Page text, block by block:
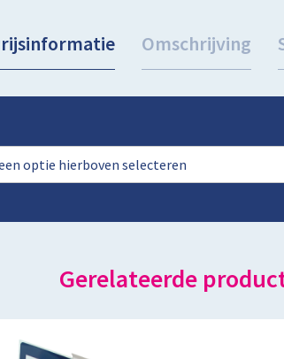
Omschrijving
optie hierboven selecteren
Gerelateerde